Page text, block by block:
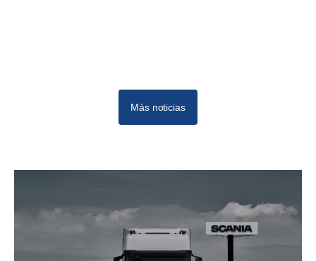
Más noticias